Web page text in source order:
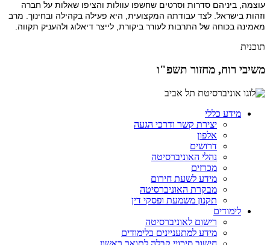
עוצמה, ביניהם סדרות וסרטים שחשפו עוולות והציפו שאלות על חברה
וזהות בישראל. לצד עבודתה המקצועית, היא פעילה בקהילה ובחינוך. מרב
מאמינה בכוחה של התרבות לעורר ביקורת, לייצר דיאלוג ולהעניק תקווה.
תוכנית
משיבי רוח, מחזור תשפ"ו
מידע כללי
יצירת קשר ודרכי הגעה
אלפון
דרושים
נהלי האוניברסיטה
מכרזים
מידע לשעת חירום
מבקרת האוניברסיטה
תקנון משמעת ופסקי דין
לימודים
רישום לאוניברסיטה
מידע למתעניינים בלימודים